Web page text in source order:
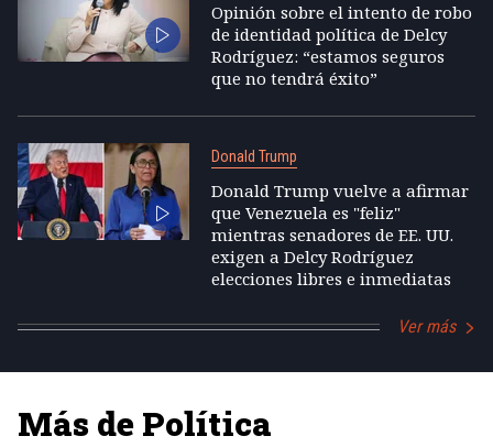
Opinión sobre el intento de robo
de identidad política de Delcy
Rodríguez: “estamos seguros
que no tendrá éxito”
Donald Trump
Donald Trump vuelve a afirmar
que Venezuela es "feliz"
mientras senadores de EE. UU.
exigen a Delcy Rodríguez
elecciones libres e inmediatas
Ver más
Más de Política